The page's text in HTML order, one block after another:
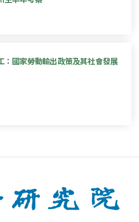
：國家勞動輸出政策及其社會發展